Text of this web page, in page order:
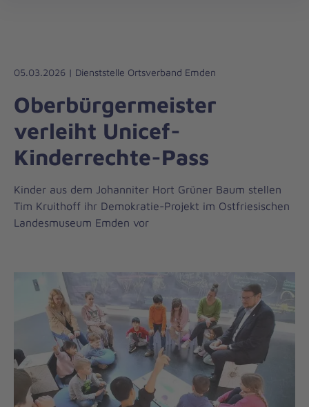
05.03.2026 | Dienststelle Ortsverband Emden
Oberbürgermeister
verleiht Unicef-
Kinderrechte-Pass
Kinder aus dem Johanniter Hort Grüner Baum stellen
Tim Kruithoff ihr Demokratie-Projekt im Ostfriesischen
Landesmuseum Emden vor